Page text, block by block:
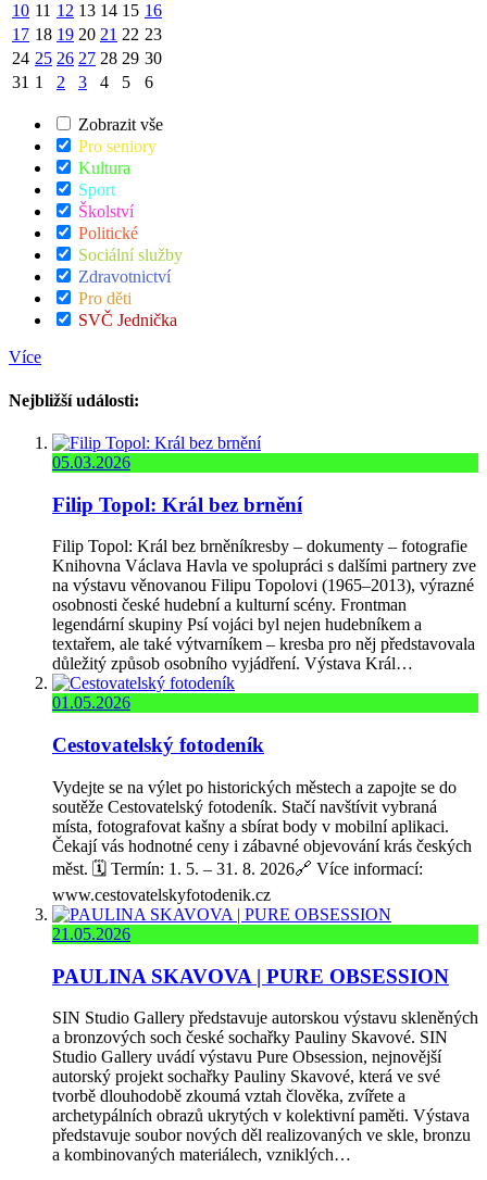
10 11 12 13 14 15 16
17 18 19 20 21 22 23
24 25 26 27 28 29 30
31 1 2 3 4 5 6
Zobrazit vše
Pro seniory
Kultura
Sport
Školství
Politické
Sociální služby
Zdravotnictví
Pro děti
SVČ Jednička
Více
Nejbližší události:
05.03.2026
Filip Topol: Král bez brnění
Filip Topol: Král bez brněníkresby – dokumenty – fotografie
Knihovna Václava Havla ve spolupráci s dalšími partnery zve
na výstavu věnovanou Filipu Topolovi (1965–2013), výrazné
osobnosti české hudební a kulturní scény. Frontman
legendární skupiny Psí vojáci byl nejen hudebníkem a
textařem, ale také výtvarníkem – kresba pro něj představovala
důležitý způsob osobního vyjádření. Výstava Král…
01.05.2026
Cestovatelský fotodeník
Vydejte se na výlet po historických městech a zapojte se do
soutěže Cestovatelský fotodeník. Stačí navštívit vybraná
místa, fotografovat kašny a sbírat body v mobilní aplikaci.
Čekají vás hodnotné ceny i zábavné objevování krás českých
měst. 🗓️ Termín: 1. 5. – 31. 8. 2026🔗 Více informací:
www.cestovatelskyfotodenik.cz
21.05.2026
PAULINA SKAVOVA | PURE OBSESSION
SIN Studio Gallery představuje autorskou výstavu skleněných
a bronzových soch české sochařky Pauliny Skavové. SIN
Studio Gallery uvádí výstavu Pure Obsession, nejnovější
autorský projekt sochařky Pauliny Skavové, která ve své
tvorbě dlouhodobě zkoumá vztah člověka, zvířete a
archetypálních obrazů ukrytých v kolektivní paměti. Výstava
představuje soubor nových děl realizovaných ve skle, bronzu
a kombinovaných materiálech, vzniklých…